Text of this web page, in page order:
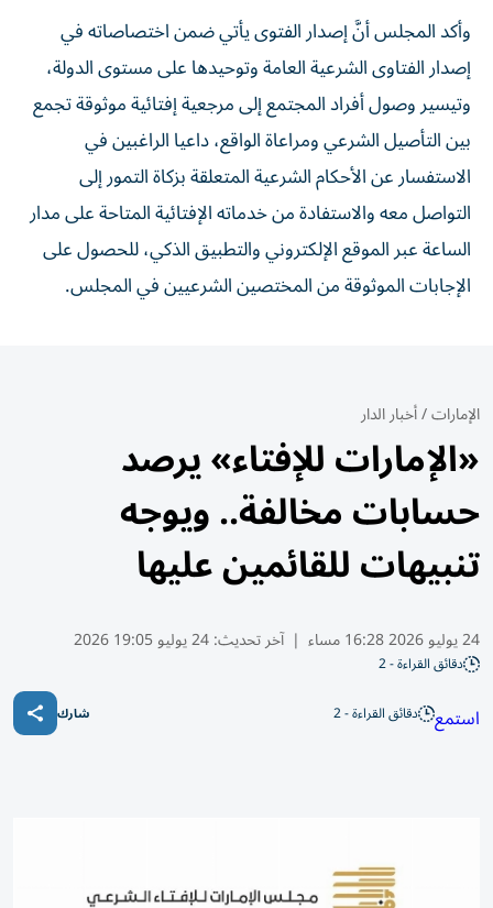
وأكد المجلس أنَّ إصدار الفتوى يأتي ضمن اختصاصاته في
إصدار الفتاوى الشرعية العامة وتوحيدها على مستوى الدولة،
وتيسير وصول أفراد المجتمع إلى مرجعية إفتائية موثوقة تجمع
بين التأصيل الشرعي ومراعاة الواقع، داعيا الراغبين في
الاستفسار عن الأحكام الشرعية المتعلقة بزكاة التمور إلى
التواصل معه والاستفادة من خدماته الإفتائية المتاحة على مدار
الساعة عبر الموقع الإلكتروني والتطبيق الذكي، للحصول على
الإجابات الموثوقة من المختصين الشرعيين في المجلس.
الإمارات/أخبار الدار
«الإمارات للإفتاء» يرصد
حسابات مخالفة.. ويوجه
تنبيهات للقائمين عليها
24 يوليو 2026 16:28 مساء | آخر تحديث:24 يوليو 19:05 2026
دقائق القراءة - 2
استمع دقائق القراءة - 2 شارك